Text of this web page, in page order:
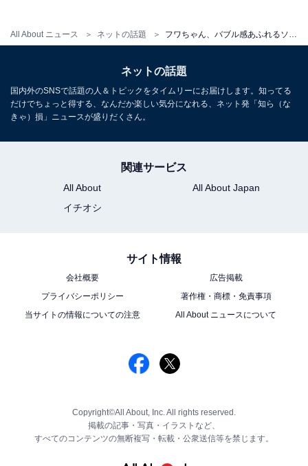
All About ニュース ネットの話題
ネットの話題
国内外のSNSで話題の人＆トピックをタイムリーにお届けします。知ってる
だけでちょっと得する、なんだか楽しい気分になれる、ネット発「知ら（な
きゃ）損」ニュースが盛りだくさん。
関連サービス
All About
All About Japan
イチオシ
サイト情報
会社概要
広告掲載
プライバシーポリシー
著作権・商標・免責事項
当サイトの情報についての注意
All About ニュースについて
Copyright©All About, Inc. All rights reserved.
掲載の記事・写真・イラストなど、
すべてのコンテンツの無断複写・転載・公衆送信等を禁じます。